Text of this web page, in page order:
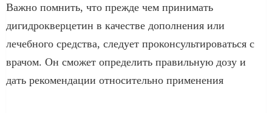
Важно помнить, что прежде чем принимать
дигидрокверцетин в качестве дополнения или
лечебного средства, следует проконсультироваться с
врачом. Он сможет определить правильную дозу и
дать рекомендации относительно применения